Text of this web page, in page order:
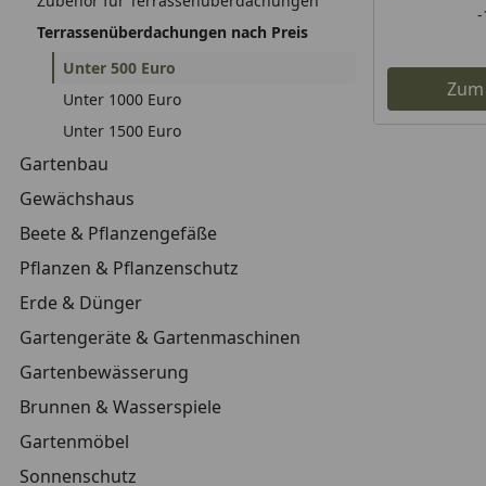
Terrassenüberdachungen nach Preis
Unter 500 Euro
Unter 1000 Euro
Unter 1500 Euro
Gartenbau
Gewächshaus
Beete & Pflanzengefäße
Pflanzen & Pflanzenschutz
Erde & Dünger
Gartengeräte & Gartenmaschinen
Gartenbewässerung
Brunnen & Wasserspiele
Gartenmöbel
Sonnenschutz
-